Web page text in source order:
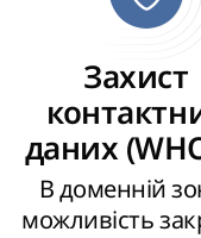
Захист
даних
В доменній
можливість